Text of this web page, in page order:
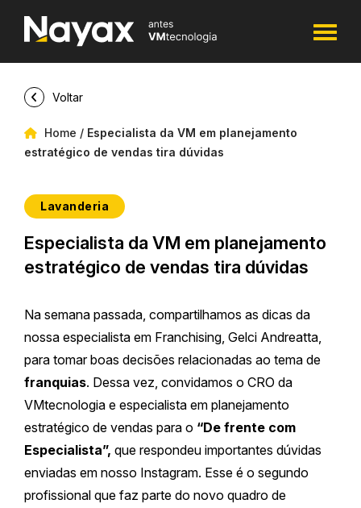
Home / Especialista da VM em planejamento
estratégico de vendas tira dúvidas
Voltar
Lavanderia
Especialista da VM em planejamento
estratégico de vendas tira dúvidas
Na semana passada, compartilhamos as dicas da
nossa especialista em Franchising, Gelci Andreatta,
para tomar boas decisões relacionadas ao tema de
franquias. Dessa vez, convidamos o CRO da
VMtecnologia e especialista em planejamento
estratégico de vendas para o “De frente com
Especialista”, que respondeu importantes dúvidas
enviadas em nosso Instagram. Esse é o segundo
profissional que faz parte do novo quadro de